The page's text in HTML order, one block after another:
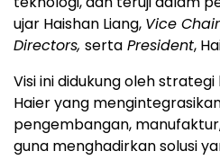
ujar Haishan Liang, Vice
Directors, serta President,
Visi ini didukung oleh strategi
Haier yang
pengembangan,
guna menghadirkan solusi